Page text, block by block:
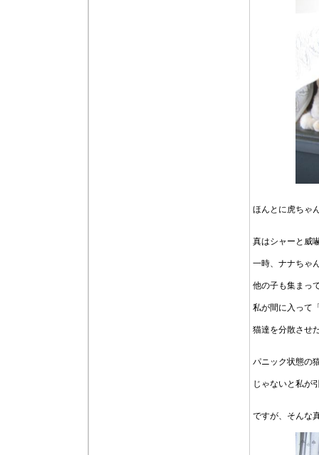
ほんとに虎ちゃ
真はシャーと威
一時、ナナちゃ
他の子も集まっ
私が間に入って
猫達を分散させ
パニック状態の
じゃないと私が
ですが、そんな